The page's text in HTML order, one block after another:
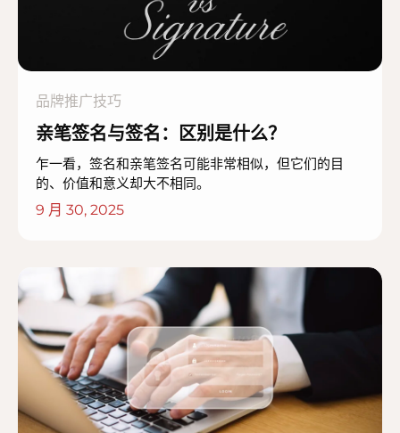
品牌推广技巧
亲笔签名与签名：区别是什么？
乍一看，签名和亲笔签名可能非常相似，但它们的目
的、价值和意义却大不相同。
9 月 30, 2025